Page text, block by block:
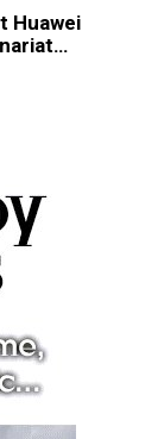
Huawei